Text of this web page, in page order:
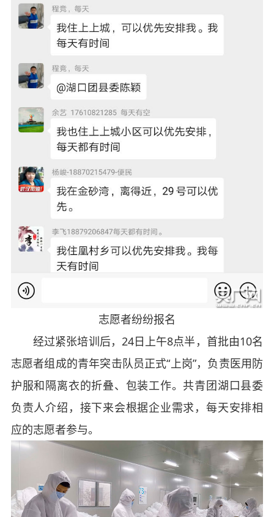
志愿者纷纷报名
经过紧张培训后，24日上午8点半，首批由10名
志愿者组成的青年突击队员正式“上岗”，负责医用防
护服和隔离衣的折叠、包装工作。共青团湖口县委
负责人介绍，接下来会根据企业需求，每天安排相
应的志愿者参与。